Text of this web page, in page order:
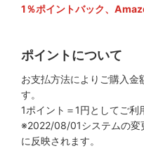
1％ポイントバック、
ポイントについて
お支払方法によりご購入金
す。
1ポイント＝1円としてご利
※2022/08/01システムの変
に反映されます。